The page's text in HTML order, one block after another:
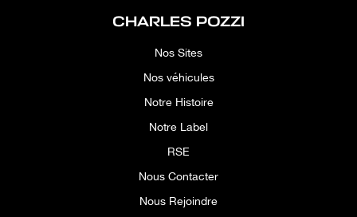
CHARLES POZZI
Nos Sites
Nos véhicules
Notre Histoire
Notre Label
RSE
Nous Contacter
Nous Rejoindre